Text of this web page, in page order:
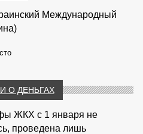
Международный
О ДЕНЬГАХ
ЖКХ с 1 января не
проведена лишь